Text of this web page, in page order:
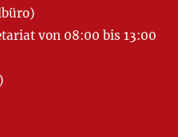
von 08:00 bis 13:00